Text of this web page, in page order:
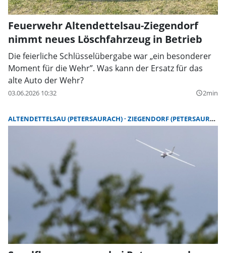
Feuerwehr Altendettelsau-Ziegendorf
nimmt neues Löschfahrzeug in Betrieb
Die feierliche Schlüsselübergabe war „ein besonderer
Moment für die Wehr”. Was kann der Ersatz für das
alte Auto der Wehr?
03.06.2026 10:32 query_builder2min
ALTENDETTELSAU (PETERSAURACH) ZIEGENDORF (PETERSAURACH)